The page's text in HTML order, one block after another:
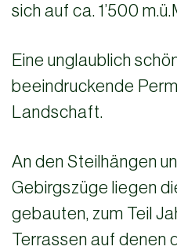
sich auf ca. 1’500
Eine unglaublich
beeindruckende
Landschaft.
An den Steilhängen
Gebirgszüge liegen
gebauten, zum Teil
Terrassen auf denen